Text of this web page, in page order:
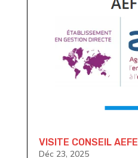
VISITE CONSEIL AEFE
Déc 23, 2025